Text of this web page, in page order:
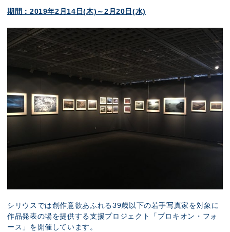
期間：2019年2月14日(木)～2月20日(水)
シリウスでは創作意欲あふれる39歳以下の若手写真家を対象に
作品発表の場を提供する支援プロジェクト「プロキオン・フォ
ース」を開催しています。